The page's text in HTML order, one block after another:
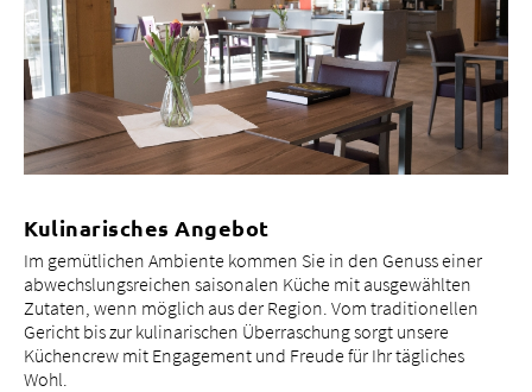
Kulinarisches Angebot
Im gemütlichen Ambiente kommen Sie in den Genuss einer
abwechslungsreichen saisonalen Küche mit ausgewählten
Zutaten, wenn möglich aus der Region. Vom traditionellen
Gericht bis zur kulinarischen Überraschung sorgt unsere
Küchencrew mit Engagement und Freude für Ihr tägliches
Wohl.